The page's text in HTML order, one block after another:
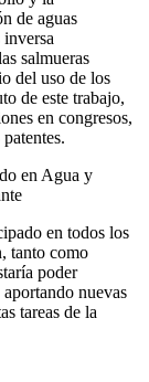
de aguas
inversa
salmueras
del uso de los
de este trabajo,
en congresos,
en Agua y
en todos los
tanto como
poder
nuevas
tareas de la